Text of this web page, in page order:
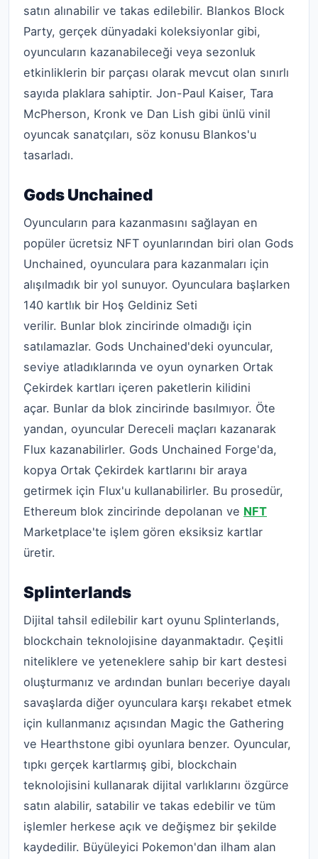
satın alınabilir ve takas edilebilir. Blankos Block
Party, gerçek dünyadaki koleksiyonlar gibi,
oyuncuların kazanabileceği veya sezonluk
etkinliklerin bir parçası olarak mevcut olan sınırlı
sayıda plaklara sahiptir. Jon-Paul Kaiser, Tara
McPherson, Kronk ve Dan Lish gibi ünlü vinil
oyuncak sanatçıları, söz konusu Blankos'u
tasarladı.
Gods Unchained
Oyuncuların para kazanmasını sağlayan en
popüler ücretsiz NFT oyunlarından biri olan Gods
Unchained, oyunculara para kazanmaları için
alışılmadık bir yol sunuyor. Oyunculara başlarken
140 kartlık bir Hoş Geldiniz Seti
verilir. Bunlar blok zincirinde olmadığı için
satılamazlar. Gods Unchained'deki oyuncular,
seviye atladıklarında ve oyun oynarken Ortak
Çekirdek kartları içeren paketlerin kilidini
açar. Bunlar da blok zincirinde basılmıyor. Öte
yandan, oyuncular Dereceli maçları kazanarak
Flux kazanabilirler. Gods Unchained Forge'da,
kopya Ortak Çekirdek kartlarını bir araya
getirmek için Flux'u kullanabilirler. Bu prosedür,
Ethereum blok zincirinde depolanan ve NFT
Marketplace'te işlem gören eksiksiz kartlar
üretir.
Splinterlands
Dijital tahsil edilebilir kart oyunu Splinterlands,
blockchain teknolojisine dayanmaktadır. Çeşitli
niteliklere ve yeteneklere sahip bir kart destesi
oluşturmanız ve ardından bunları beceriye dayalı
savaşlarda diğer oyunculara karşı rekabet etmek
için kullanmanız açısından Magic the Gathering
ve Hearthstone gibi oyunlara benzer. Oyuncular,
tıpkı gerçek kartlarmış gibi, blockchain
teknolojisini kullanarak dijital varlıklarını özgürce
satın alabilir, satabilir ve takas edebilir ve tüm
işlemler herkese açık ve değişmez bir şekilde
kaydedilir. Büyüleyici Pokemon'dan ilham alan